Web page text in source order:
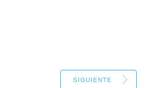
SIGUIENTE